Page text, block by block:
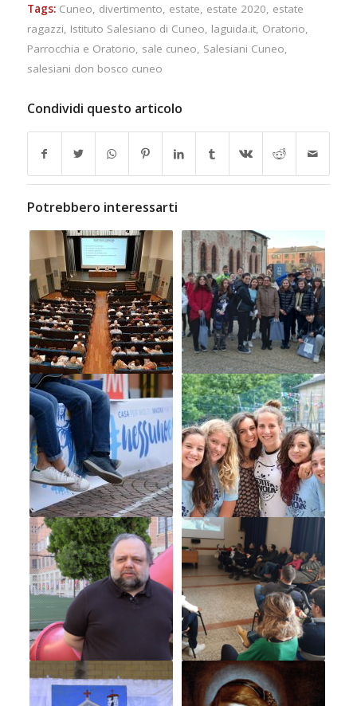
Tags: Cuneo, divertimento, estate, estate 2020, estate
ragazzi, Istituto Salesiano di Cuneo, laguida.it, Oratorio,
Parrocchia e Oratorio, sale cuneo, Salesiani Cuneo,
salesiani don bosco cuneo
Condividi questo articolo
Potrebbero interessarti